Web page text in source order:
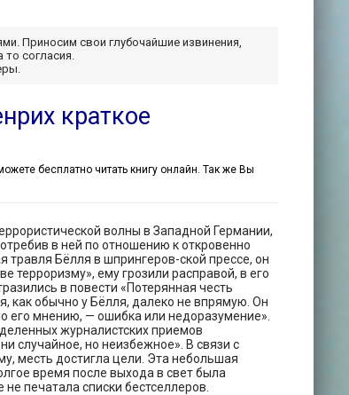
Приносим свои глубочайшие извинения,
то согласия.
краткое
бесплатно читать книгу онлайн. Так же Вы
волны в Западной Германии,
в ней по отношению к откровенно
Бёлля в шпрингеров-ской прессе, он
терроризму», ему грозили расправой, в его
в повести «Потерянная честь
как обычно у Бёлля, далеко не впрямую. Он
его мнению, — ошибка или недоразумение».
журналистских приемов
случайное, но неизбежное». В связи с
месть достигла цели. Эта небольшая
время после выхода в свет была
печатала списки бестселлеров.